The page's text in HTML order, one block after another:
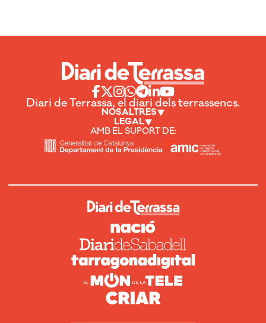
Diari de Terrassa, el diari dels terrassencs.
NOSALTRES
LEGAL
AMB EL SUPORT DE: